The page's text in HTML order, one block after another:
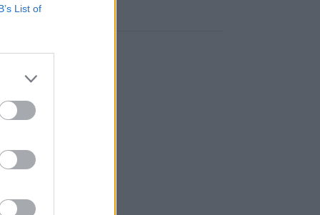
List of